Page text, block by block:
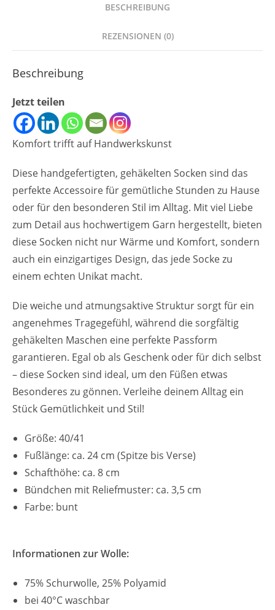
BESCHREIBUNG
REZENSIONEN (0)
Beschreibung
Jetzt teilen
Komfort trifft auf Handwerkskunst
Diese handgefertigten, gehäkelten Socken sind das
perfekte Accessoire für gemütliche Stunden zu Hause
oder für den besonderen Stil im Alltag. Mit viel Liebe
zum Detail aus hochwertigem Garn hergestellt, bieten
diese Socken nicht nur Wärme und Komfort, sondern
auch ein einzigartiges Design, das jede Socke zu
einem echten Unikat macht.
Die weiche und atmungsaktive Struktur sorgt für ein
angenehmes Tragegefühl, während die sorgfältig
gehäkelten Maschen eine perfekte Passform
garantieren. Egal ob als Geschenk oder für dich selbst
– diese Socken sind ideal, um den Füßen etwas
Besonderes zu gönnen. Verleihe deinem Alltag ein
Stück Gemütlichkeit und Stil!
Größe: 40/41
Fußlänge: ca. 24 cm (Spitze bis Verse)
Schafthöhe: ca. 8 cm
Bündchen mit Reliefmuster: ca. 3,5 cm
Farbe: bunt
Informationen zur Wolle:
75% Schurwolle, 25% Polyamid
bei 40°C waschbar